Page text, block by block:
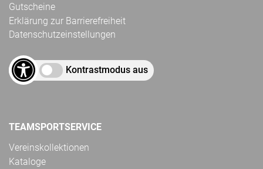
Gutscheine
Erklärung zur Barrierefreiheit
Datenschutzeinstellungen
Kontrastmodus aus
TEAMSPORTSERVICE
Vereinskollektionen
Kataloge